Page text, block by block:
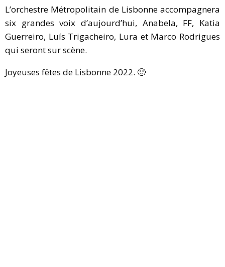
L’orchestre Métropolitain de Lisbonne accompagnera
six grandes voix d’aujourd’hui, Anabela, FF, Katia
Guerreiro, Luís Trigacheiro, Lura et Marco Rodrigues
qui seront sur scène.
Joyeuses fêtes de Lisbonne 2022. 🙂